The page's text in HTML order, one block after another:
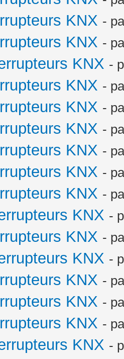
KNX -
KNX -
KNX -
KNX -
KNX -
KNX -
KNX -
KNX -
KNX -
KNX -
KNX -
KNX -
KNX -
KNX -
KNX -
KNX -